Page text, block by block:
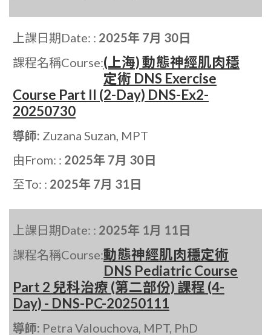
上課日期Date: : 2025年 7月 30日
課程名稱Course:(上海) 動態神經肌肉穩
定術 DNS Exercise
Course Part II (2-Day) DNS-Ex2-
20250730
導師: Zuzana Suzan, MPT
由From: : 2025年 7月 30日
至To: : 2025年 7月 31日
上課日期Date: : 2025年 1月 11日
課程名稱Course:動態神經肌肉穩定術
DNS Pediatric Course
Part 2 兒科治療 (第二部份) 課程 (4-
Day) - DNS-PC-20250111
導師: Petra Valouchova, MPT, PhD